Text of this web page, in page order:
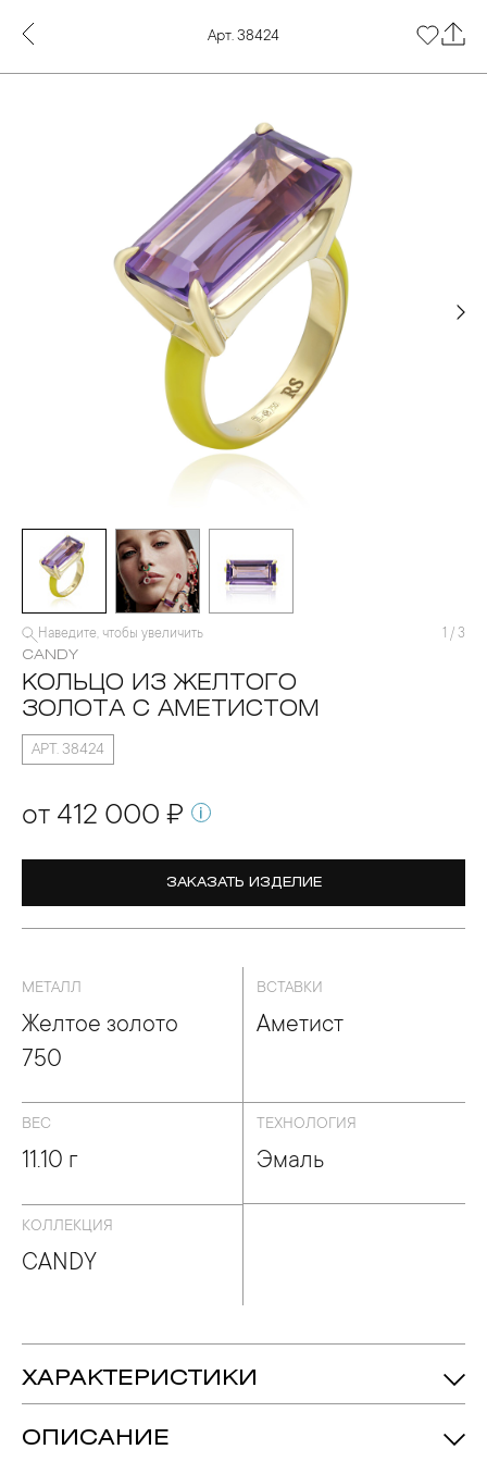
Арт. 38424
Наведите, чтобы увеличить 1 / 3
CANDY
КОЛЬЦО ИЗ ЖЕЛТОГО
ЗОЛОТА С АМЕТИСТОМ
АРТ. 38424
от 412 000 ₽
ЗАКАЗАТЬ ИЗДЕЛИЕ
МЕТАЛЛ
Желтое золото
750
ВСТАВКИ
Аметист
ВЕС
11.10 г
ТЕХНОЛОГИЯ
Эмаль
КОЛЛЕКЦИЯ
CANDY
ХАРАКТЕРИСТИКИ
ОПИСАНИЕ